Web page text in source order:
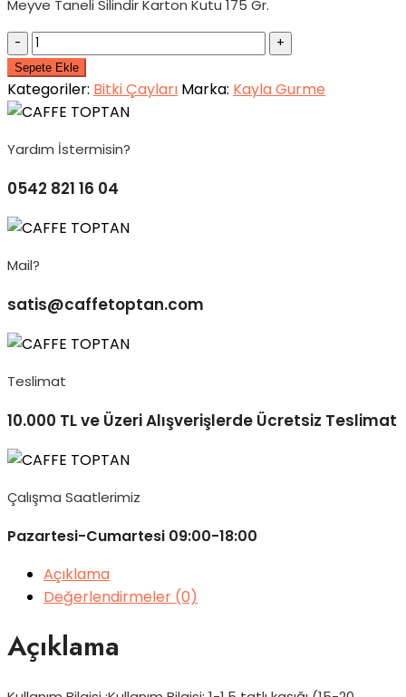
Meyve Taneli Silindir Karton Kutu 175 Gr.
Quantity
Sepete Ekle
Kategoriler: Bitki Çayları Marka: Kayla Gurme
Yardım İstermisin?
0542 821 16 04
Mail?
satis@caffetoptan.com
Teslimat
10.000 TL ve Üzeri Alışverişlerde Ücretsiz Teslimat
Çalışma Saatlerimiz
Pazartesi-Cumartesi 09:00-18:00
Açıklama
Değerlendirmeler (0)
Açıklama